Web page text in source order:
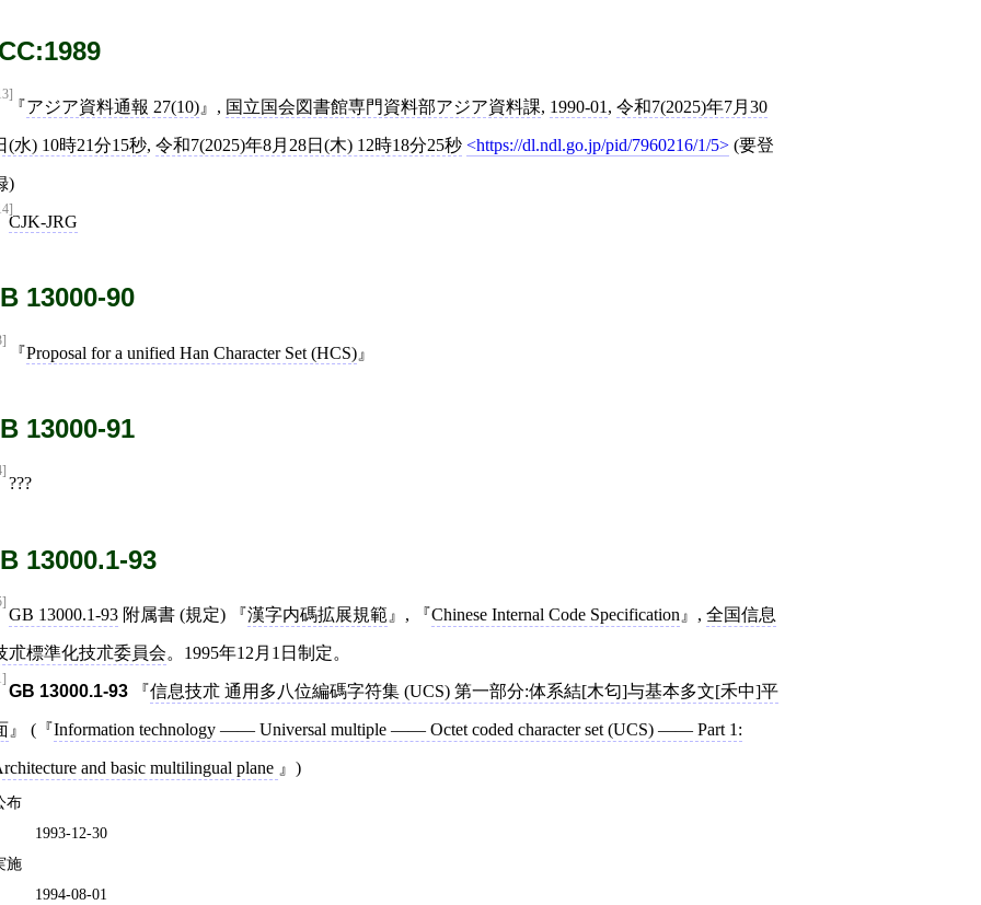
アジア資料通報 27(10) , 国立国会図書館専門資料部アジア資料課, 1990-01 , 令和7(2025)年7月30
(水) 10時21分15秒, 令和7(2025)年8月28日(木) 12時18分25秒 https://dl.ndl.go.jp/pid/7960216/1/5 (要登
)
CJK-JRG
13000-90
Proposal for a unified Han Character Set (HCS)
13000-91
???
13000.1-93
GB 13000.1-93 附属書 (規定) 漢字内碼拡展規範 , Chinese Internal Code Specification , 全国信息
朮標準化技朮委員会。1995年12月1日制定。
GB 13000.1‐93 信息技朮 通用多八位編碼字符集 (UCS) 第一部分:体系結[木匂]与基本多文[禾中]平
( Information technology —— Universal multiple —— Octet coded character set (UCS) —— Part 1:
and basic multilingual plane )
布
1993-12-30
施
1994-08-01